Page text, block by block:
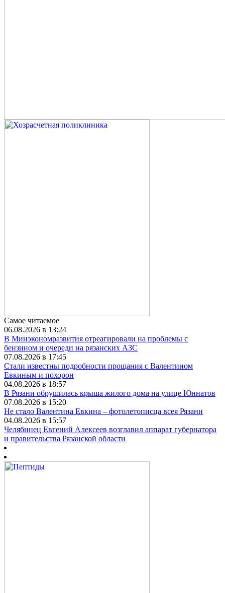
Самое читаемое
06.08.2026 в 13:24
В Минэкономразвития отреагировали на проблемы с
бензином и очереди на рязанских АЗС
07.08.2026 в 17:45
Стали известны подробности прощания с Валентином
Евкиным и похорон
04.08.2026 в 18:57
В Рязани обрушилась крыша жилого дома на улице Юннатов
07.08.2026 в 15:20
Не стало Валентина Евкина – фотолетописца всея Рязани
04.08.2026 в 15:57
Челябинец Евгений Алексеев возглавил аппарат губернатора
и правительства Рязанской области